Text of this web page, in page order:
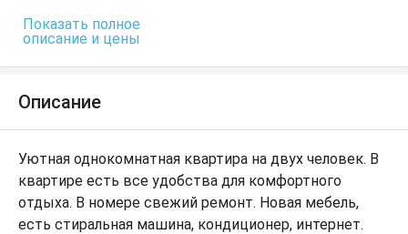
Показать полное
описание и цены
Описание
Уютная однокомнатная квартира на двух человек. В
квартире есть все удобства для комфортного
отдыха. В номере свежий ремонт. Новая мебель,
есть стиральная машина, кондиционер, интернет.